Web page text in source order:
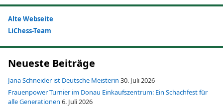
Alte Webseite
LiChess-Team
Neueste Beiträge
Jana Schneider ist Deutsche Meisterin 30. Juli 2026
Frauenpower Turnier im Donau Einkaufszentrum: Ein Schachfest für
alle Generationen 6. Juli 2026